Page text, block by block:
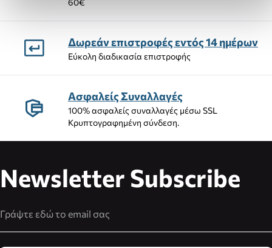
60€
Δωρεάν επιστροφές εντός 14 ημέρων
Εύκολη διαδικασία επιστροφής
Ασφαλείς Συναλλαγές
100% ασφαλείς συναλλαγές μέσω SSL
Κρυπτογραφημένη σύνδεση.
Newsletter Subscribe